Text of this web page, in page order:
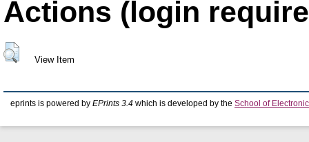
Actions (login
View Item
eprints is powered by EPrints 3.4 which is developed by the School of